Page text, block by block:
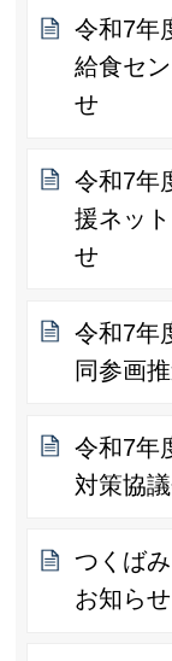
令和7年
給食セ
せ
令和7年
援ネッ
せ
令和7年
同参画
令和7年
対策協
つくば
お知ら